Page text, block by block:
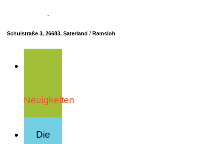
·
Schulstraße 3, 26683, Saterland / Ramsloh
Neuigkeiten
Die